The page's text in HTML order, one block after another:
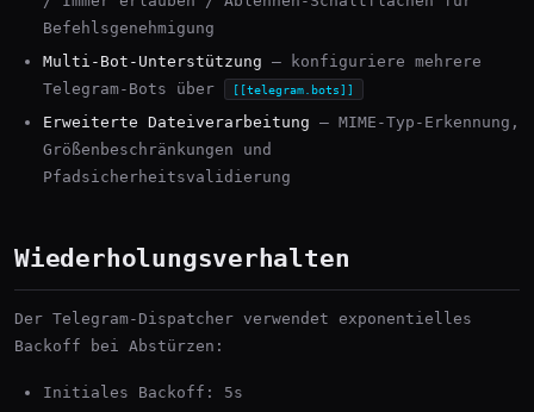
Befehlsgenehmigung
Multi-Bot-Unterstützung — konfiguriere mehrere
Telegram-Bots über
[[telegram.bots]]
Erweiterte Dateiverarbeitung — MIME-Typ-Erkennung,
Größenbeschränkungen und
Pfadsicherheitsvalidierung
Wiederholungsverhalten
Der Telegram-Dispatcher verwendet exponentielles
Backoff bei Abstürzen:
Initiales Backoff: 5s